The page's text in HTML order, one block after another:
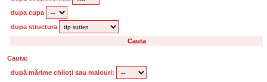
dupa cupa
dupa structura
Cauta:
după mărime chiloți sau maiouri: